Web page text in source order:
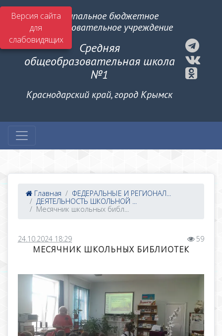
Версия сайта
для
слабовидящих
Муниципальное бюджетное
общеобразовательное учреждение
Средняя
общеобразовательная школа
№1
Краснодарский край, город Крымск
Главная
ФЕДЕРАЛЬНЫЕ И РЕГИОНАЛ...
ДЕЯТЕЛЬНОСТЬ ШКОЛЬНОЙ ...
Месячник школьных библ...
24.10.2024 18:29 59
МЕСЯЧНИК ШКОЛЬНЫХ БИБЛИОТЕК